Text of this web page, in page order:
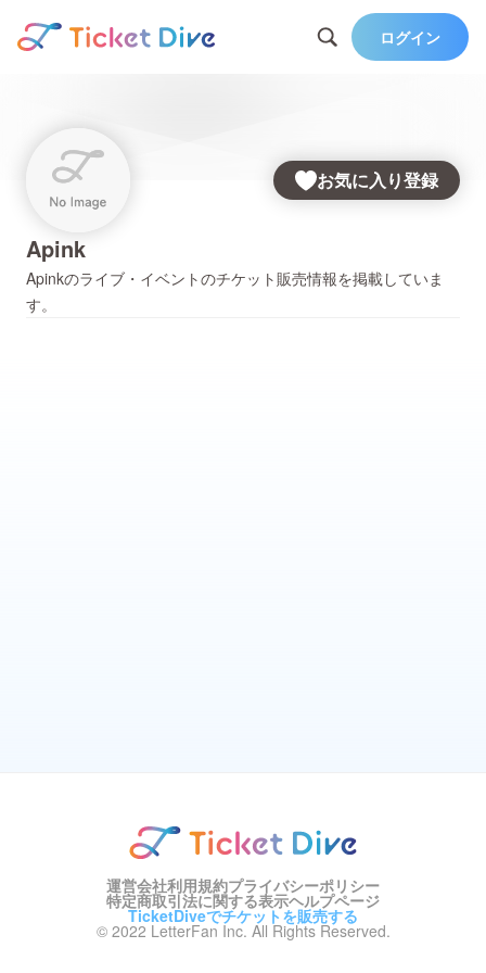
ログイン
お気に入り登録
Apink
Apinkのライブ・イベントのチケット販売情報を掲載していま
す。
運営会社利用規約プライバシーポリシー
特定商取引法に関する表示ヘルプページ
TicketDiveでチケットを販売する
© 2022 LetterFan Inc. All Rights Reserved.